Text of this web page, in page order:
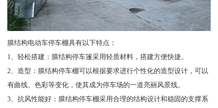
膜结构电动车停车棚具有以下特点：
1、轻松搭建：膜结构停车篷采用轻质材料，搭建方便快捷。
2、造型：膜结构停车棚可以根据要求进行个性化的造型设计，可以
有曲线、色彩等变化，使其成为停车场的一道亮丽风景线。
3、抗风性能好：膜结构停车棚采用合理的结构设计和稳固的支撑系